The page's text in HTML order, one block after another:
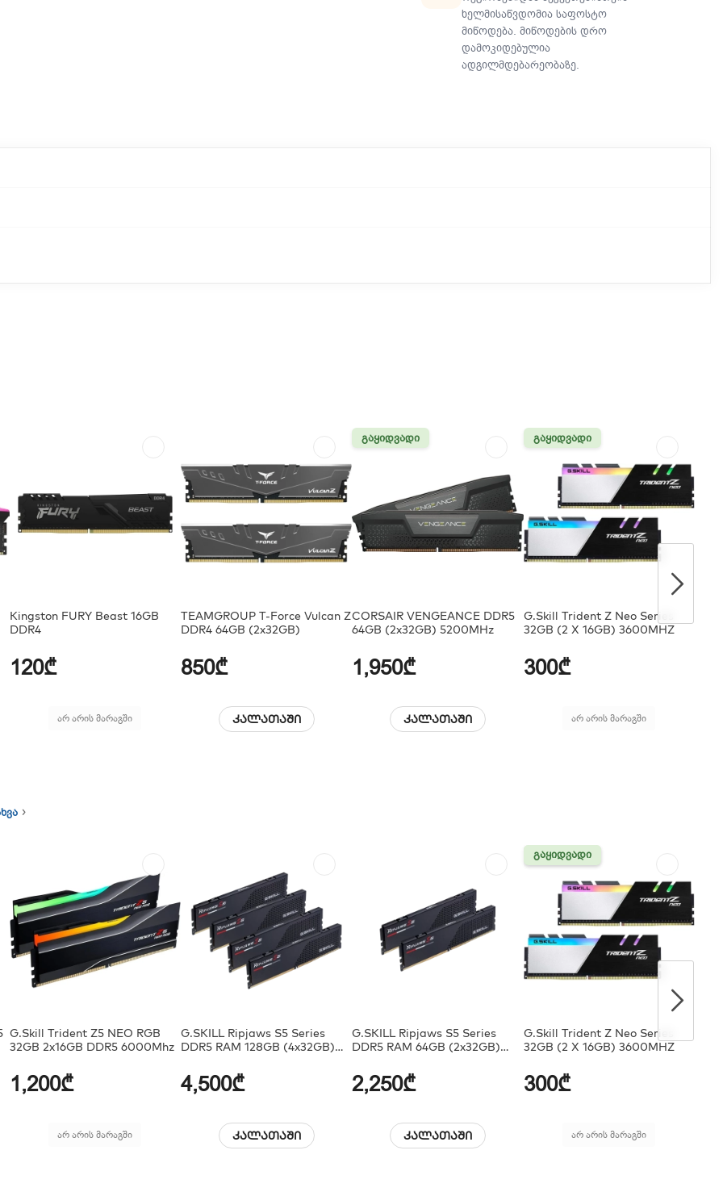
ხელმისაწვდომია საფოსტო
მიწოდება. მიწოდების დრო
დამოკიდებულია
ადგილმდებარეობაზე.
Kingston FURY Beast 16GB
DDR4
120₾
არ არის მარაგში
TEAMGROUP T-Force Vulcan Z
DDR4 64GB (2x32GB)
850₾
კალათაში
ᲒᲐᲧᲘᲓᲕᲐᲓᲘ
CORSAIR VENGEANCE DDR5
64GB (2x32GB) 5200MHz
1,950₾
კალათაში
ᲒᲐᲧᲘᲓᲕᲐᲓᲘ
G.Skill Trident Z Neo Series
32GB (2 X 16GB) 3600MHZ
300₾
არ არის მარაგში
G.Skill Trident Z5 NEO RGB
32GB 2x16GB DDR5 6000Mhz
1,200₾
არ არის მარაგში
G.SKILL Ripjaws S5 Series
DDR5 RAM 128GB (4x32GB)
4,500₾
კალათაში
G.SKILL Ripjaws S5 Series
DDR5 RAM 64GB (2x32GB)
2,250₾
კალათაში
ᲒᲐᲧᲘᲓᲕᲐᲓᲘ
ᲒᲐᲧᲘᲓᲕᲐᲓᲘ
G.Skill Trident Z Neo Series
32GB (2 X 16GB) 3600MHZ
300₾
არ არის მარაგში